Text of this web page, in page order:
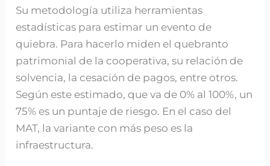
Su metodología utiliza herramientas
estadísticas para estimar un evento de
quiebra. Para hacerlo miden el quebranto
patrimonial de la cooperativa, su relación de
solvencia, la cesación de pagos, entre otros.
Según este estimado, que va de 0% al 100%, un
75% es un puntaje de riesgo. En el caso del
MAT, la variante con más peso es la
infraestructura.